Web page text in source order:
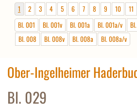
1 2 3 4 5 6 7 8 9 10 11
Bl. 001
Bl. 001v Bl. 001a Bl. 001a/v
Bl. 008
Bl. 008v Bl. 008a Bl. 008a/v
Ober-Ingelheimer
Bl. 029